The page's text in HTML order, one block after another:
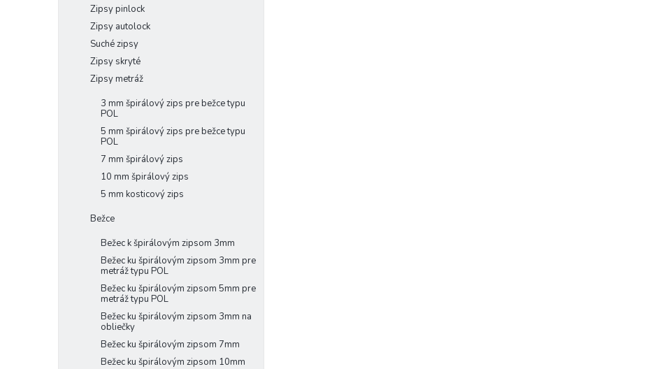
Zipsy pinlock
Zipsy autolock
Suché zipsy
Zipsy skryté
Zipsy metráž
3 mm špirálový zips pre bežce typu
POL
5 mm špirálový zips pre bežce typu
POL
7 mm špirálový zips
10 mm špirálový zips
5 mm kosticový zips
Bežce
Bežec k špirálovým zipsom 3mm
Bežec ku špirálovým zipsom 3mm pre
metráž typu POL
Bežec ku špirálovým zipsom 5mm pre
metráž typu POL
Bežec ku špirálovým zipsom 3mm na
obliečky
Bežec ku špirálovým zipsom 7mm
Bežec ku špirálovým zipsom 10mm